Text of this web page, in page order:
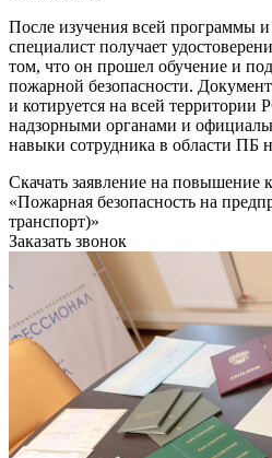
После изучения всей программы и
специалист получает
том, что он прошел обучение и
пожарной безопасности.
и котируется на всей территории
надзорными органами и
навыки сотрудника в области ПБ
Скачать заявление на повышение
«Пожарная безопасность на
транспорт)»
Заказать звонок